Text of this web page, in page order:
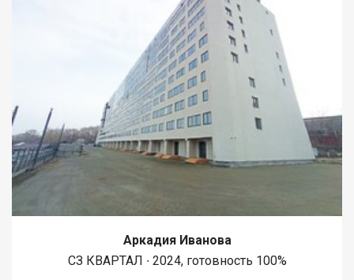
Аркадия Иванова
СЗ КВАРТАЛ ∙ 2024, готовность 100%